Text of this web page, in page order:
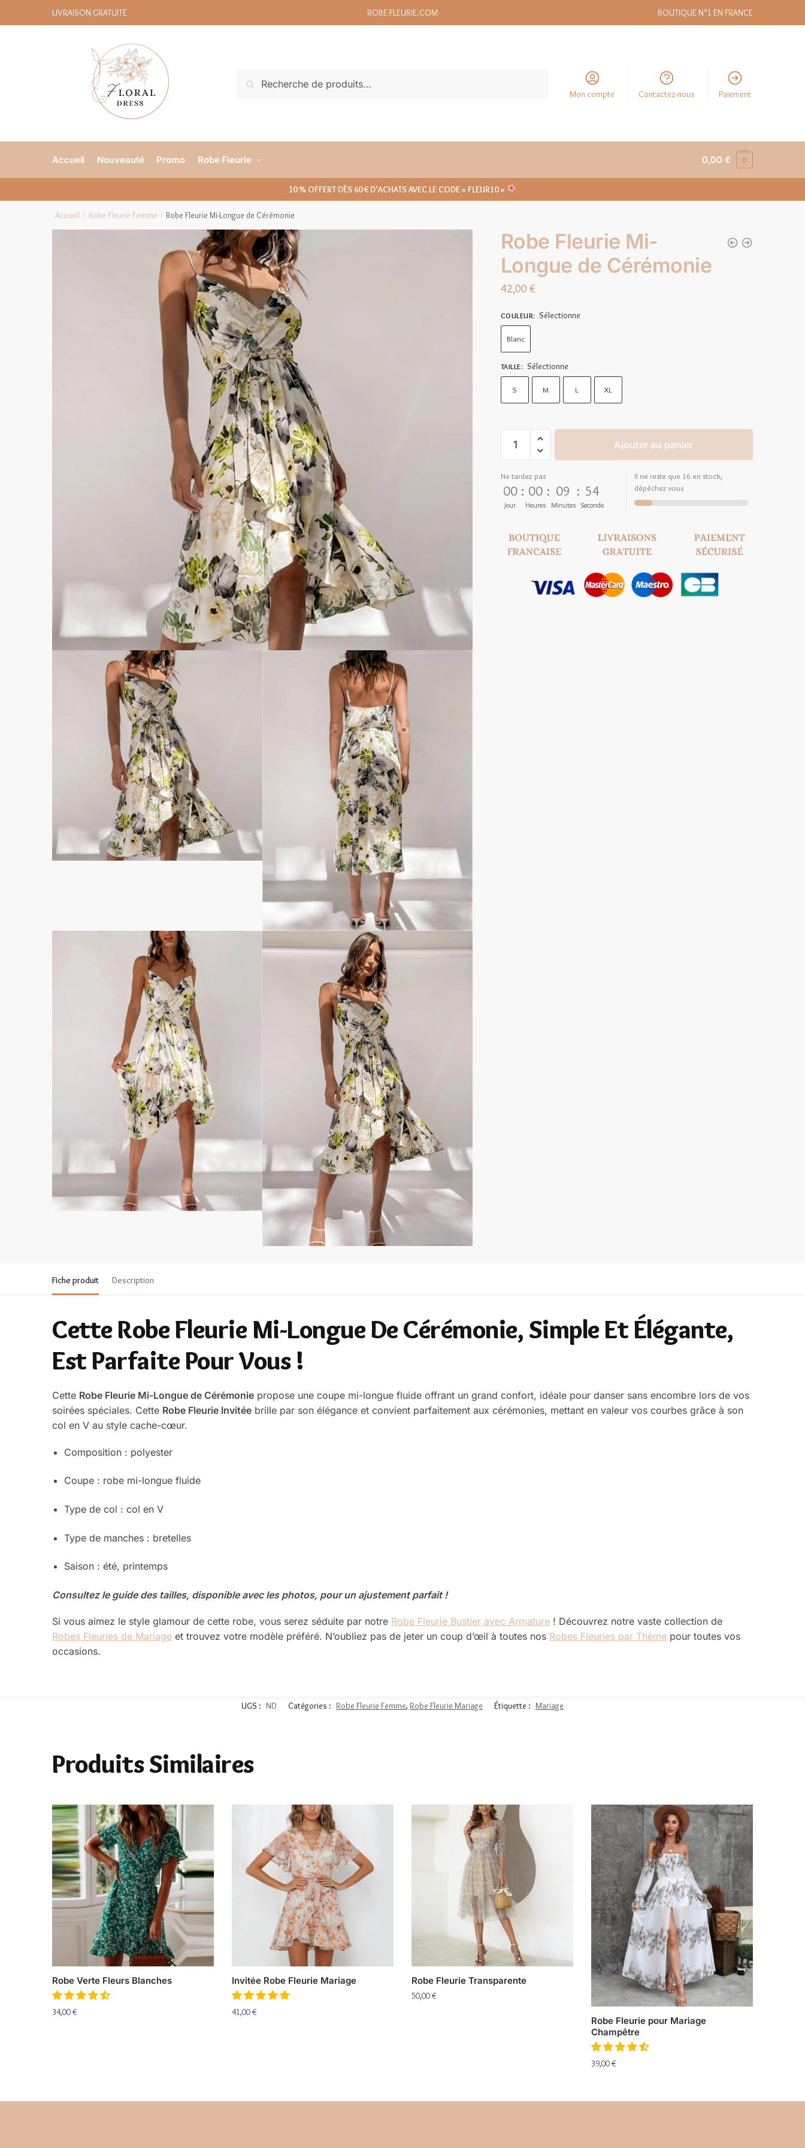
LIVRAISON GRATUITE ROBE-FLEURIE.COM BOUTIQUE N°1 EN FRANCE
Recherche Mon compte Contactez-nous Paiement
Accueil Nouveauté Promo Robe Fleurie 0,00€ 0
10 % OFFERT DÈS 60 € D’ACHATS AVEC LE CODE « FLEUR10 »
Accueil / Robe Fleurie Femme / Robe Fleurie Mi-Longue de Cérémonie
Robe Fleurie Mi-
Longue de Cérémonie
42,00 €
COULEUR: Sélectionne
Blanc
TAILLE: Sélectionne
S M L XL
Ajouter au panier
Ne tardez pas
00
Jour
: 00
Heures
: 09
Minutes
: 52
Seconde
Il ne reste que 16 en stock,
dépêchez vous
Fiche produit Description
Cette Robe Fleurie Mi-Longue De Cérémonie, Simple Et Élégante,
Est Parfaite Pour Vous !
Cette Robe Fleurie Mi-Longue de Cérémonie propose une coupe mi-longue fluide offrant un grand confort, idéale pour danser sans encombre lors de vos
soirées spéciales. Cette Robe Fleurie Invitée brille par son élégance et convient parfaitement aux cérémonies, mettant en valeur vos courbes grâce à son
col en V au style cache-cœur.
Composition : polyester
Coupe : robe mi-longue fluide
Type de col : col en V
Type de manches : bretelles
Saison : été, printemps
Consultez le guide des tailles, disponible avec les photos, pour un ajustement parfait !
Si vous aimez le style glamour de cette robe, vous serez séduite par notre Robe Fleurie Bustier avec Armature ! Découvrez notre vaste collection de
Robes Fleuries de Mariage et trouvez votre modèle préféré. N’oubliez pas de jeter un coup d’œil à toutes nos Robes Fleuries par Thème pour toutes vos
occasions.
UGS : ND Catégories : Robe Fleurie Femme, Robe Fleurie Mariage Étiquette : Mariage
Produits Similaires
Robe Verte Fleurs Blanches
34,00€
Invitée Robe Fleurie Mariage
41,00€
Robe Fleurie Transparente
50,00€
Robe Fleurie pour Mariage
Champêtre
39,00€